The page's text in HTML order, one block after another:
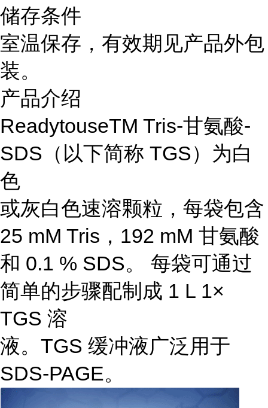
储存条件
室温保存，有效期见产品外包
装。
产品介绍
ReadytouseTM Tris-甘氨酸-
SDS（以下简称 TGS）为白
色
或灰白色速溶颗粒，每袋包含
25 mM Tris，192 mM 甘氨酸
和 0.1 % SDS。 每袋可通过
简单的步骤配制成 1 L 1×
TGS 溶
液。TGS 缓冲液广泛用于
SDS-PAGE。